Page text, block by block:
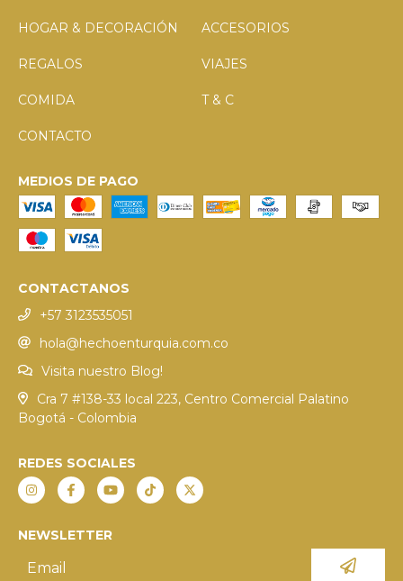
HOGAR & DECORACIÓN ACCESORIOS
REGALOS VIAJES
COMIDA T & C
CONTACTO
MEDIOS DE PAGO
CONTACTANOS
+57 3123535051
hola@hechoenturquia.com.co
Visita nuestro Blog!
Cra 7 #138-33 local 223, Centro Comercial Palatino
Bogotá - Colombia
REDES SOCIALES
NEWSLETTER